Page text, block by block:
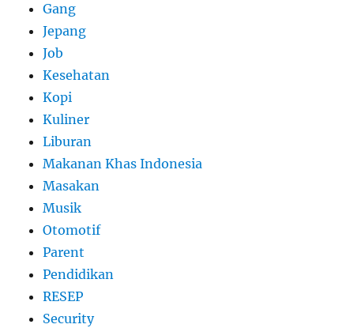
Gang
Jepang
Job
Kesehatan
Kopi
Kuliner
Liburan
Makanan Khas Indonesia
Masakan
Musik
Otomotif
Parent
Pendidikan
RESEP
Security